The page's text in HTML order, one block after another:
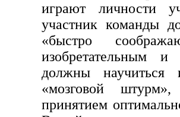
играют личности
участник команды
«быстро
изобретательным
должны научиться
«мозговой
принятием